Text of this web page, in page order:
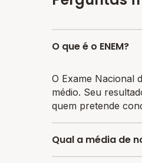
O que é o ENEM?
O Exame Nacional
médio. Seu
quem pretende
Qual a média de